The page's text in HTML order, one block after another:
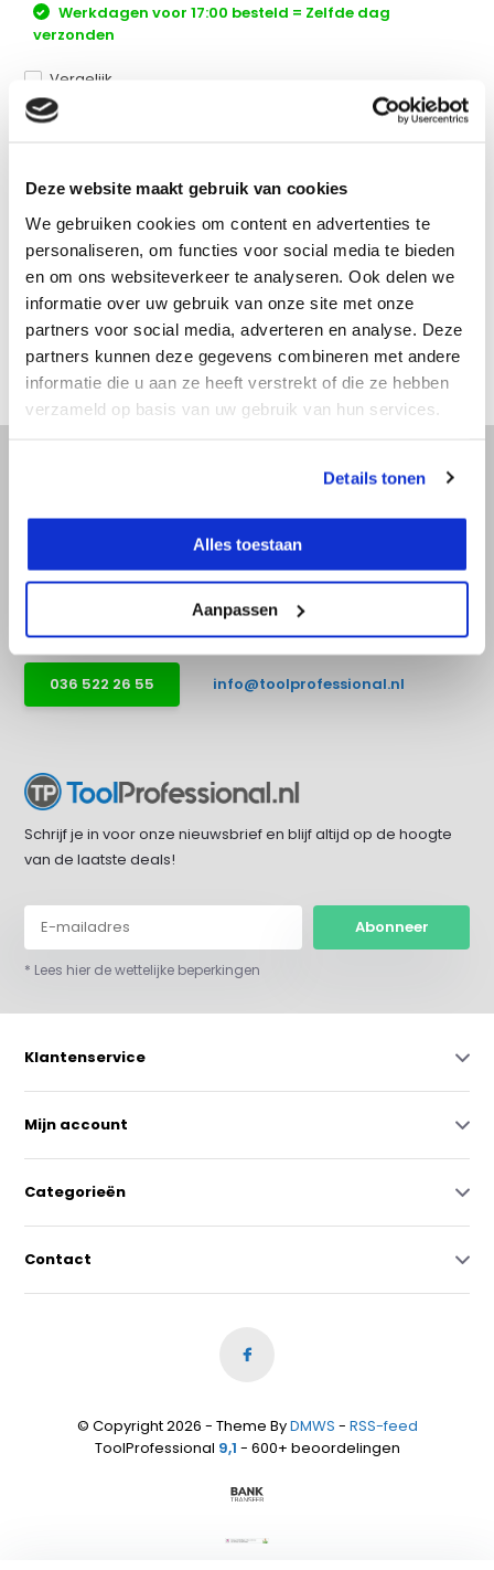
Deze website maakt gebruik van cookies
We gebruiken cookies om content en advertenties te
personaliseren, om functies voor social media te bieden
en om ons websiteverkeer te analyseren. Ook delen we
informatie over uw gebruik van onze site met onze
partners voor social media, adverteren en analyse. Deze
partners kunnen deze gegevens combineren met andere
informatie die u aan ze heeft verstrekt of die ze hebben
verzameld op basis van uw gebruik van hun services.
Details tonen
Alles toestaan
Aanpassen
Werkdagen voor 17:00 besteld = Zelfde dag
verzonden
Vergelijk
Productomschrijving
Specificaties
Reviews
Delen
Advies nodig?
Bel direct met een specialist! Wij zijn
bereikbaar op werkdagen van 9:00 tot
17:30.
036 522 26 55 info@toolprofessional.nl
Schrijf je in voor onze nieuwsbrief en blijf altijd op de hoogte
van de laatste deals!
Abonneer
* Lees hier de wettelijke beperkingen
Klantenservice
Mijn account
Categorieën
Contact
© Copyright 2026 - Theme ByDMWS - RSS-feed
ToolProfessional 9,1 - 600+ beoordelingen